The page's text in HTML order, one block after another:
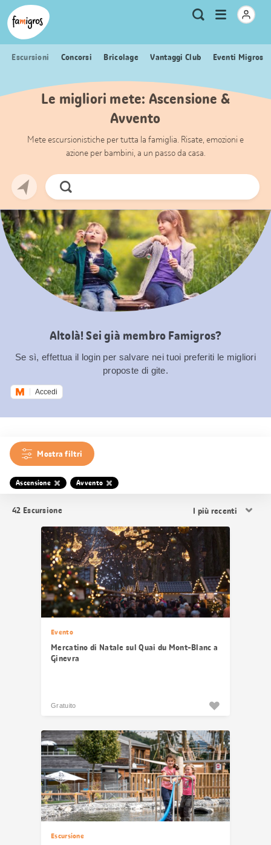
Navigazione
segnalibri
Header
Logo Metanavigazione
Ricerca
Apri
menu
Escursioni Concorsi Bricolage Vantaggi Club Eventi Migros
Le migliori mete: Ascensione &
Avvento
Mete escursionistiche per tutta la famiglia. Risate, emozioni e
azione per bambini, a un passo da casa.
Cerca
ora
Altolà! Sei già membro Famigros?
Se sì, effettua il login per salvare nei tuoi preferiti le migliori
proposte di gite.
Accedi
Mostra filtri
Ascensione Avvento
42 Escursione
i
risultati
Evento
Mercatino di Natale sul Quai du Mont-Blanc a
Ginevra
Gratuito
Escursione